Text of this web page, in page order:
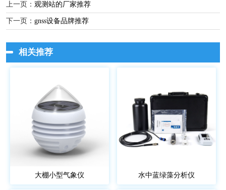
上一页： 观测站的厂家推荐
下一页： gnss设备品牌推荐
相关推荐
大棚小型气象仪 水中蓝绿藻分析仪